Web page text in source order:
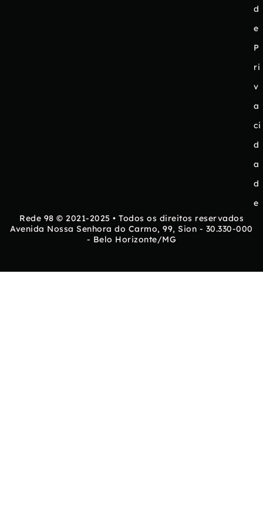
d
e
P
ri
v
a
ci
d
a
d
e
Rede 98 © 2021-2025 • Todos os direitos reservados
Avenida Nossa Senhora do Carmo, 99, Sion - 30.330-000
- Belo Horizonte/MG